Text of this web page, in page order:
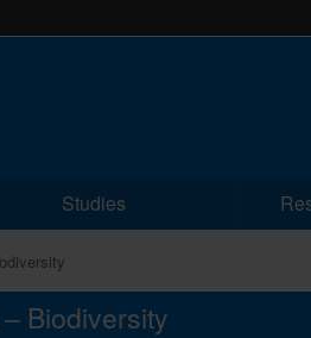
Studies
Biodiversity